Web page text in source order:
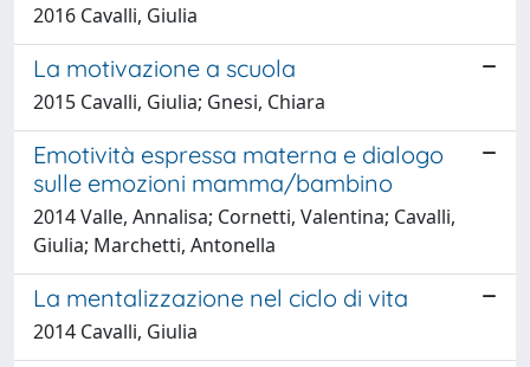
2016 Cavalli, Giulia
La motivazione a scuola
2015 Cavalli, Giulia; Gnesi, Chiara
Emotività espressa materna e dialogo
sulle emozioni mamma/bambino
2014 Valle, Annalisa; Cornetti, Valentina; Cavalli,
Giulia; Marchetti, Antonella
La mentalizzazione nel ciclo di vita
2014 Cavalli, Giulia